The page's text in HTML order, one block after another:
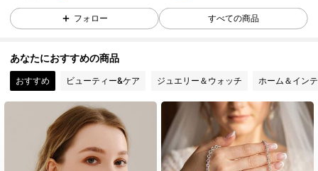
4.93 3.2K フォロワー
4.93 3.2K フォロワー
4.93 3.2K フォロワー
4.93 3.2K フォロワー
フォロー すべての商品
あなたにおすすめの商品
おすすめ ビューティー&ケア ジュエリー＆ウォッチ ホーム＆イン